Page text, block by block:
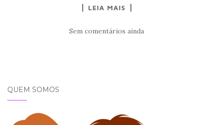
LEIA MAIS
Sem comentários ainda
QUEM SOMOS